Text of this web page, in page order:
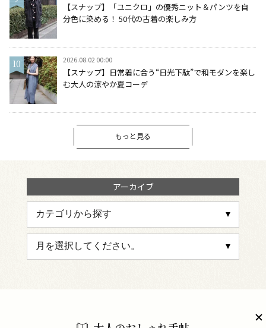
【スナップ】「ユニクロ」の優秀ニット＆パンツを自
分色に染める！ 50代の古着の楽しみ方
2026.08.02 00:00
【スナップ】日常着に合う“日光下駄”で和モダンを楽し
む大人の涼やか夏コーデ
もっと見る
アーカイブ